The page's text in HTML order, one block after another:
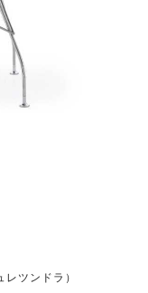
ツンドラ）